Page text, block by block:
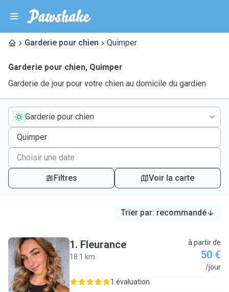
Garderie pour chien Quimper
Garderie pour chien, Quimper
Garderie de jour pour votre chien au domicile du gardien
Garderie pour chien
Filtres Voir la carte
Trier par: recommandé
F
1. Fleurance
18.1 km
à partir de
50 €
/jour
1 évaluation